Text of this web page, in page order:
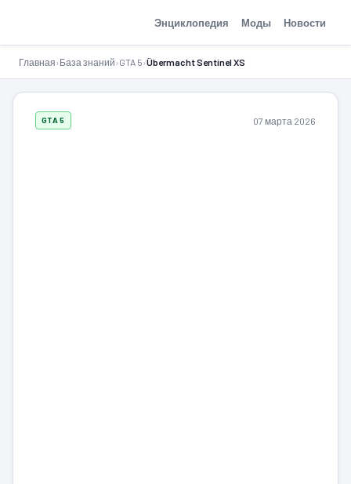
Энциклопедия Моды Новости
Главная›База знаний›GTA 5›Übermacht Sentinel XS
GTA 5 07 марта 2026